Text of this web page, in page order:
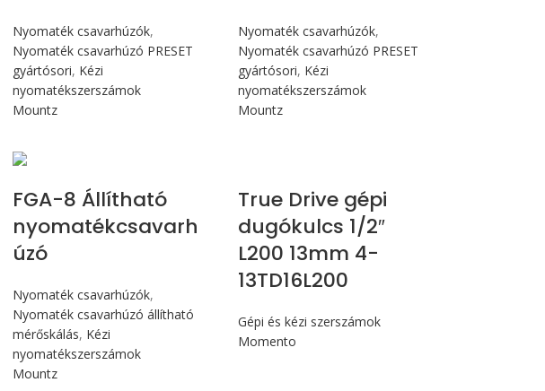
Nyomaték csavarhúzók,
Nyomaték csavarhúzó PRESET
gyártósori, Kézi
nyomatékszerszámok
Mountz
Nyomaték csavarhúzók,
Nyomaték csavarhúzó PRESET
gyártósori, Kézi
nyomatékszerszámok
Mountz
FGA-8 Állítható
nyomatékcsavarh
úzó
Nyomaték csavarhúzók,
Nyomaték csavarhúzó állítható
mérőskálás, Kézi
nyomatékszerszámok
Mountz
True Drive gépi
dugókulcs 1/2″
L200 13mm 4-
13TD16L200
Gépi és kézi szerszámok
Momento